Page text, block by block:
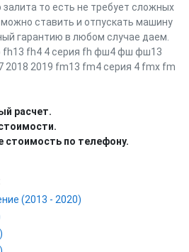
залита то есть не требует сложных
ставить и отпускать машину
гарантию в любом случае даем.
fh13 fh4 4 серия fh фш4 фш фш13
2018 2019 fm13 fm4 серия 4 fmx fm
расчет.
стоимость по телефону.
(2013 - 2020)